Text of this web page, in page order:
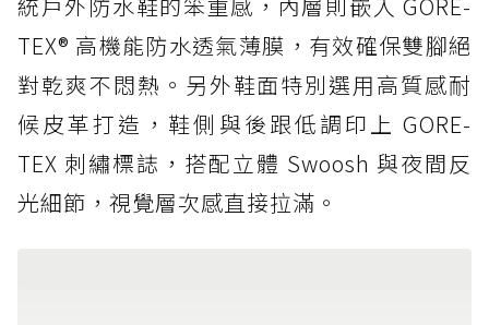
TEX® 高機能防水透氣薄膜，有效確保雙腳絕
對乾爽不悶熱。另外鞋面特別選用高質感耐
候皮革打造，鞋側與後跟低調印上 GORE-
TEX 刺繡標誌，搭配立體 Swoosh 與夜間反
光細節，視覺層次感直接拉滿。